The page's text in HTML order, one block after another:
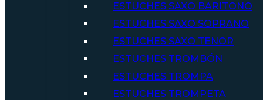
ESTUCHES SAXO BARITONO
ESTUCHES SAXO SOPRANO
ESTUCHES SAXO TENOR
ESTUCHES TROMBÓN
ESTUCHES TROMPA
ESTUCHES TROMPETA